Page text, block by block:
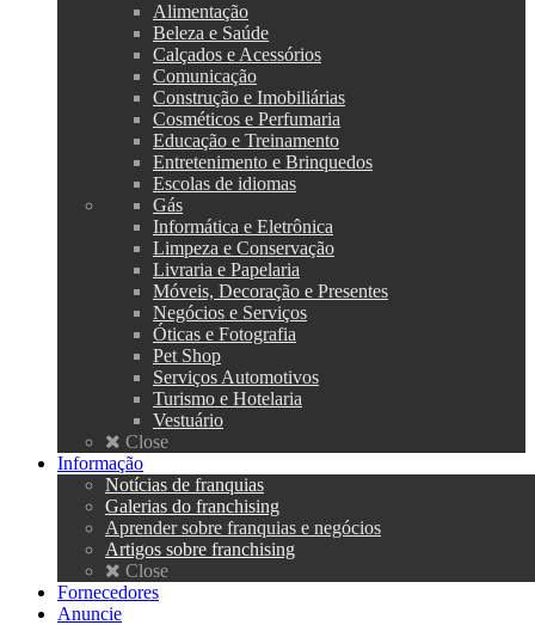
Alimentação
Beleza e Saúde
Calçados e Acessórios
Comunicação
Construção e Imobiliárias
Cosméticos e Perfumaria
Educação e Treinamento
Entretenimento e Brinquedos
Escolas de idiomas
Gás
Informática e Eletrônica
Limpeza e Conservação
Livraria e Papelaria
Móveis, Decoração e Presentes
Negócios e Serviços
Óticas e Fotografia
Pet Shop
Serviços Automotivos
Turismo e Hotelaria
Vestuário
Close
Informação
Notícias de franquias
Galerias do franchising
Aprender sobre franquias e negócios
Artigos sobre franchising
Close
Fornecedores
Anuncie